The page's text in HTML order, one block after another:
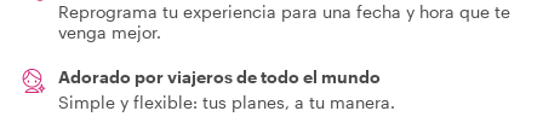
Reprograma tu experiencia para una fecha y hora que te
venga mejor.
Adorado por viajeros de todo el mundo
Simple y flexible: tus planes, a tu manera.